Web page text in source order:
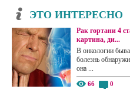
ЭТО ИНТЕРЕСНО
Рак гортани 4
картина, ди...
В онкологии
болезнь
она ...
66 0